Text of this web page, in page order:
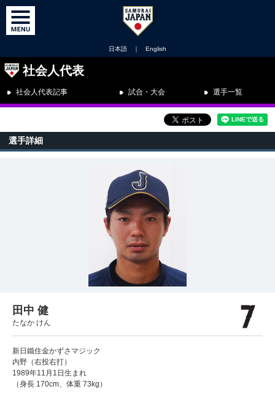
日本語 ｜ English
社会人代表
社会人代表記事 試合・大会 選手一覧
選手詳細
田中 健
たなか けん
新日鐵住金かずさマジック
内野（右投右打）
1989年11月1日生まれ
（身長 170cm、体重 73kg）